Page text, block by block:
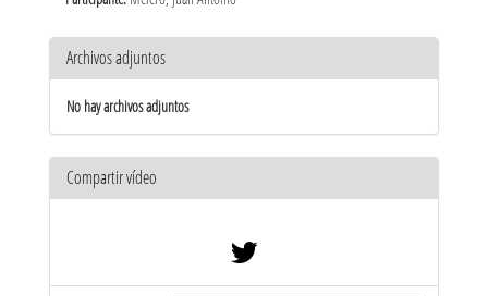
Archivos adjuntos
No hay archivos adjuntos
Compartir vídeo